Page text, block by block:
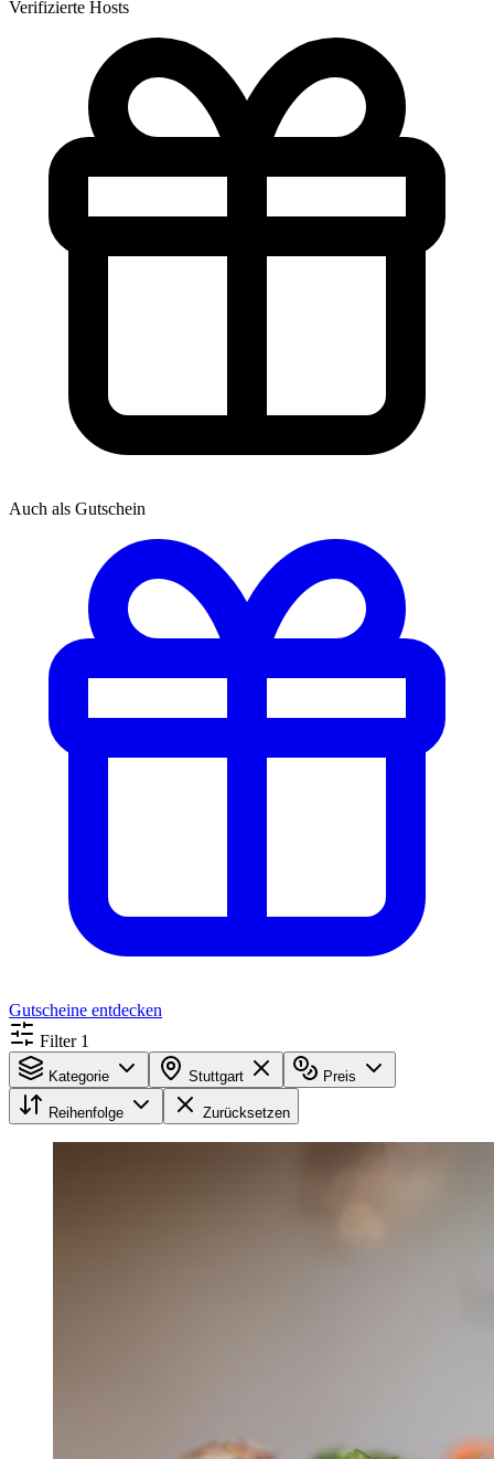
Verifizierte Hosts
Auch als Gutschein
Gutscheine entdecken
Filter 1
Kategorie Stuttgart Preis
Reihenfolge Zurücksetzen